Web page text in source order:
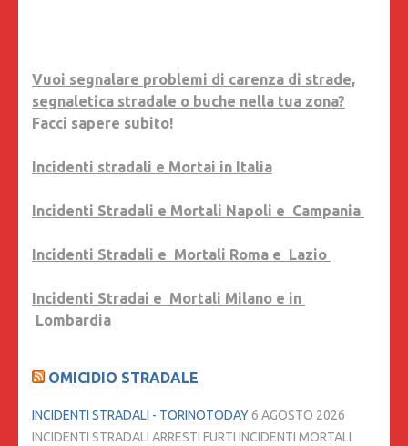
Vuoi segnalare problemi di carenza di strade,
segnaletica stradale o buche nella tua zona?
Facci sapere subito!
Incidenti stradali e Mortai in Italia
Incidenti Stradali e Mortali Napoli e Campania
Incidenti Stradali e Mortali Roma e Lazio
Incidenti Stradai e Mortali Milano e in
Lombardia
OMICIDIO STRADALE
INCIDENTI STRADALI - TORINOTODAY6 AGOSTO 2026
INCIDENTI STRADALI ARRESTI FURTI INCIDENTI MORTALI